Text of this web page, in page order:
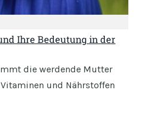
Ihre Bedeutung in der
die werdende Mutter
und Nährstoffen